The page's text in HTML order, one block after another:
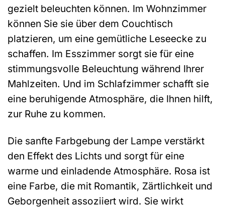
gezielt beleuchten können. Im Wohnzimmer
können Sie sie über dem Couchtisch
platzieren, um eine gemütliche Leseecke zu
schaffen. Im Esszimmer sorgt sie für eine
stimmungsvolle Beleuchtung während Ihrer
Mahlzeiten. Und im Schlafzimmer schafft sie
eine beruhigende Atmosphäre, die Ihnen hilft,
zur Ruhe zu kommen.
Die sanfte Farbgebung der Lampe verstärkt
den Effekt des Lichts und sorgt für eine
warme und einladende Atmosphäre. Rosa ist
eine Farbe, die mit Romantik, Zärtlichkeit und
Geborgenheit assoziiert wird. Sie wirkt